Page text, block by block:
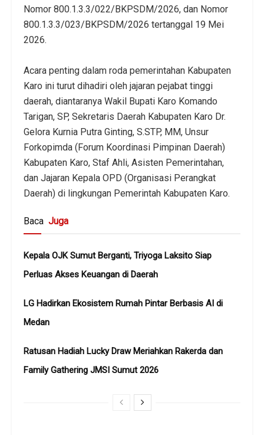
Nomor 800.1.3.3/022/BKPSDM/2026, dan Nomor
800.1.3.3/023/BKPSDM/2026 tertanggal 19 Mei
2026.
​Acara penting dalam roda pemerintahan Kabupaten
Karo ini turut dihadiri oleh jajaran pejabat tinggi
daerah, diantaranya ​Wakil Bupati Karo Komando
Tarigan, SP, ​Sekretaris Daerah Kabupaten Karo Dr.
Gelora Kurnia Putra Ginting, S.STP, MM, ​Unsur
Forkopimda (Forum Koordinasi Pimpinan Daerah)
Kabupaten Karo, ​Staf Ahli, Asisten Pemerintahan,
dan Jajaran Kepala OPD (Organisasi Perangkat
Daerah) di lingkungan Pemerintah Kabupaten Karo.
Baca Juga
Kepala OJK Sumut Berganti, Triyoga Laksito Siap
Perluas Akses Keuangan di Daerah
LG Hadirkan Ekosistem Rumah Pintar Berbasis AI di
Medan
Ratusan Hadiah Lucky Draw Meriahkan Rakerda dan
Family Gathering JMSI Sumut 2026